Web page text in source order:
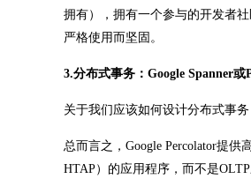
拥有），拥有一个参与的开发者
严格使用而坚固。
3.分布式事务：Google Spanner或
关于我们应该如何设计分布式事务
总而言之，Google Percolator提
HTAP）的应用程序，而不是